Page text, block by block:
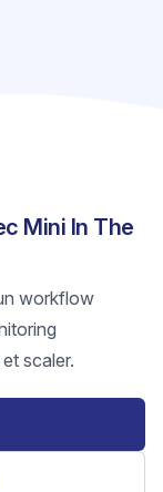
Mini In The
workflow
scaler.